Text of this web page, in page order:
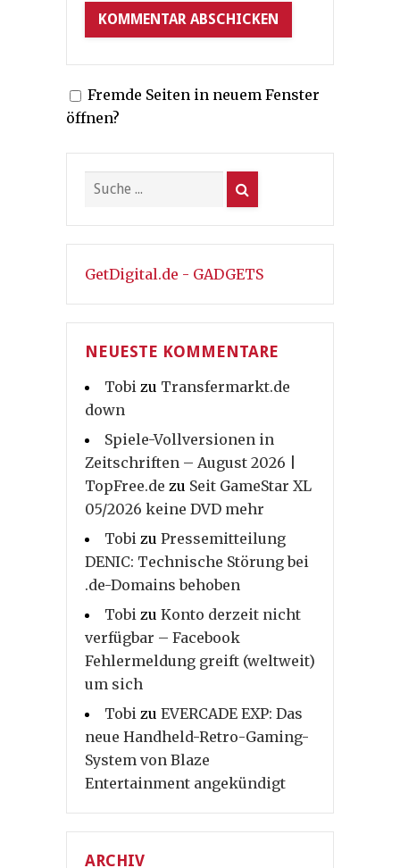
Fremde Seiten in neuem Fenster
öffnen?
GetDigital.de - GADGETS
NEUESTE KOMMENTARE
Tobi zu Transfermarkt.de
down
Spiele-Vollversionen in
Zeitschriften – August 2026 |
TopFree.de zu Seit GameStar XL
05/2026 keine DVD mehr
Tobi zu Pressemitteilung
DENIC: Technische Störung bei
.de-Domains behoben
Tobi zu Konto derzeit nicht
verfügbar – Facebook
Fehlermeldung greift (weltweit)
um sich
Tobi zu EVERCADE EXP: Das
neue Handheld-Retro-Gaming-
System von Blaze
Entertainment angekündigt
ARCHIV